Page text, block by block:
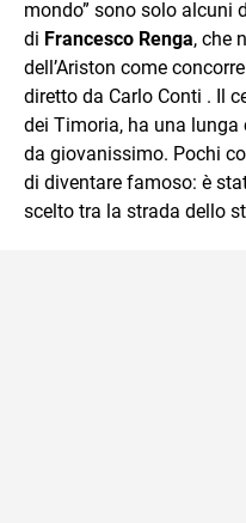
mondo” sono solo alcuni
di Francesco Renga, che
dell’Ariston come
diretto da Carlo Conti . Il
dei Timoria, ha una
da giovanissimo. Pochi
di diventare famoso: è
scelto tra la strada dello